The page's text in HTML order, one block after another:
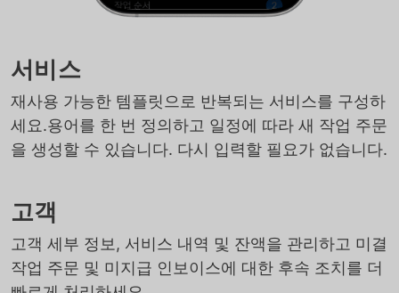
서비스
재사용 가능한 템플릿으로 반복되는 서비스를 구성하
세요.용어를 한 번 정의하고 일정에 따라 새 작업 주문
을 생성할 수 있습니다. 다시 입력할 필요가 없습니다.
고객
고객 세부 정보, 서비스 내역 및 잔액을 관리하고 미결
작업 주문 및 미지급 인보이스에 대한 후속 조치를 더